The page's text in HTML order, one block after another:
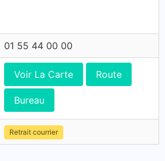
01 55 44 00 00
Voir La Carte Route
Bureau
Retrait courrier